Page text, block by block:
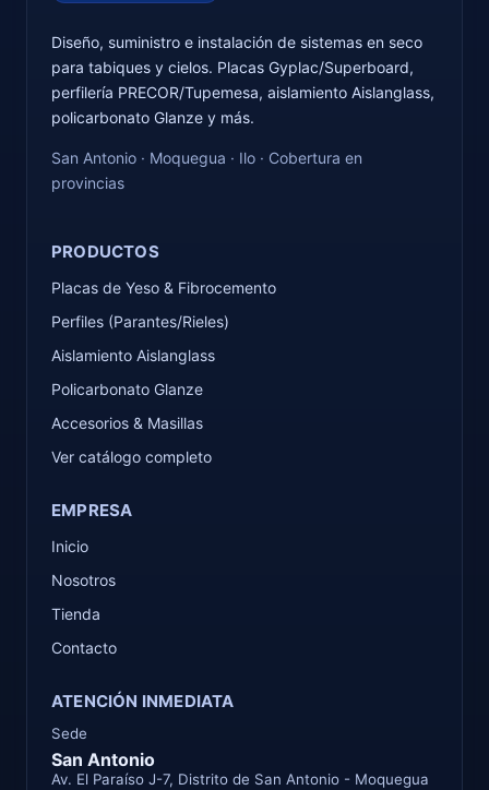
Diseño, suministro e instalación de sistemas en seco
para tabiques y cielos. Placas Gyplac/Superboard,
perfilería PRECOR/Tupemesa, aislamiento Aislanglass,
policarbonato Glanze y más.
San Antonio · Moquegua · Ilo · Cobertura en
provincias
PRODUCTOS
Placas de Yeso & Fibrocemento
Perfiles (Parantes/Rieles)
Aislamiento Aislanglass
Policarbonato Glanze
Accesorios & Masillas
Ver catálogo completo
EMPRESA
Inicio
Nosotros
Tienda
Contacto
ATENCIÓN INMEDIATA
Sede
San Antonio
Av. El Paraíso J-7, Distrito de San Antonio - Moquegua